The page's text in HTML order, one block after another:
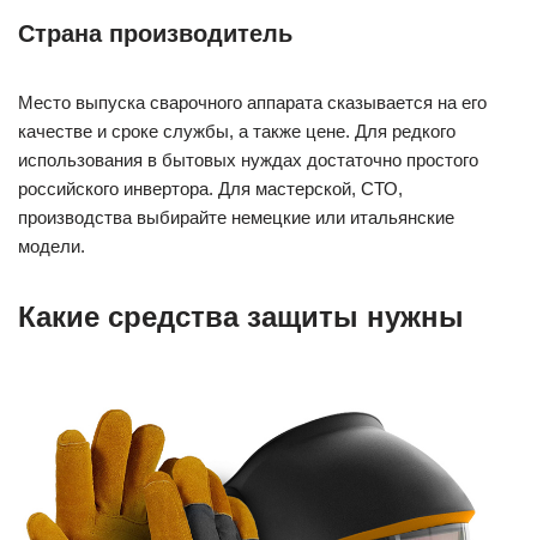
Страна производитель
Место выпуска сварочного аппарата сказывается на его
качестве и сроке службы, а также цене. Для редкого
использования в бытовых нуждах достаточно простого
российского инвертора. Для мастерской, СТО,
производства выбирайте немецкие или итальянские
модели.
Какие средства защиты нужны